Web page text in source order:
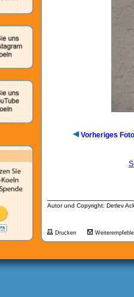
Vorheriges Foto
Autor und Copyright: Detlev
Drucken